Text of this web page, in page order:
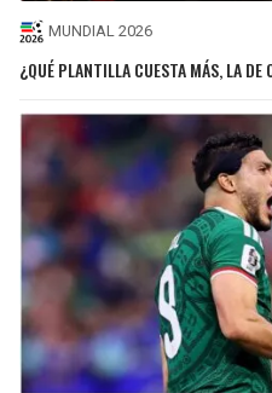
MUNDIAL 2026
¿QUÉ PLANTILLA CUESTA MÁS, LA